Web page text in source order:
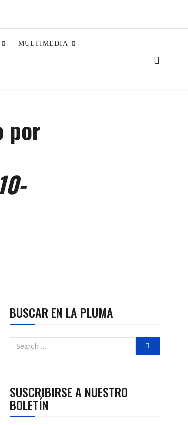
MULTIMEDIA
por
BUSCAR EN LA PLUMA
SUSCRIBIRSE A NUESTRO
BOLETÍN